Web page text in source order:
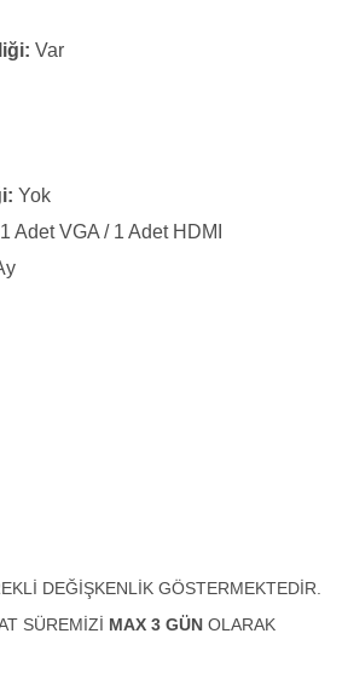
Var
Yok
Adet VGA / 1 Adet HDMI
DEĞİŞKENLİK GÖSTERMEKTEDİR.
SÜREMİZİ MAX 3 GÜN OLARAK